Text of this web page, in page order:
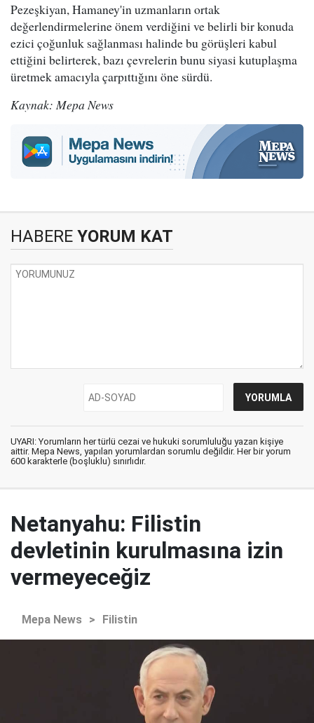
Pezeşkiyan, Hamaney'in uzmanların ortak
değerlendirmelerine önem verdiğini ve belirli bir konuda
ezici çoğunluk sağlanması halinde bu görüşleri kabul
ettiğini belirterek, bazı çevrelerin bunu siyasi kutuplaşma
üretmek amacıyla çarpıttığını öne sürdü.
Kaynak: Mepa News
HABERE YORUM KAT
UYARI: Yorumların her türlü cezai ve hukuki sorumluluğu yazan kişiye
aittir. Mepa News, yapılan yorumlardan sorumlu değildir. Her bir yorum
600 karakterle (boşluklu) sınırlıdır.
Netanyahu: Filistin
devletinin kurulmasına izin
vermeyeceğiz
Mepa News > Filistin